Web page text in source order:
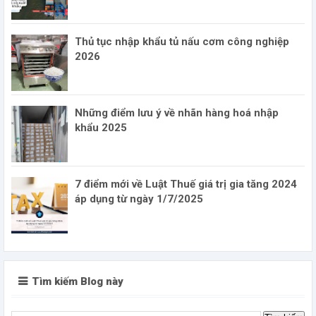
Thủ tục nhập khẩu tủ nấu cơm công nghiệp
2026
Những điểm lưu ý về nhãn hàng hoá nhập
khẩu 2025
7 điểm mới về Luật Thuế giá trị gia tăng 2024
áp dụng từ ngày 1/7/2025
Tìm kiếm Blog này